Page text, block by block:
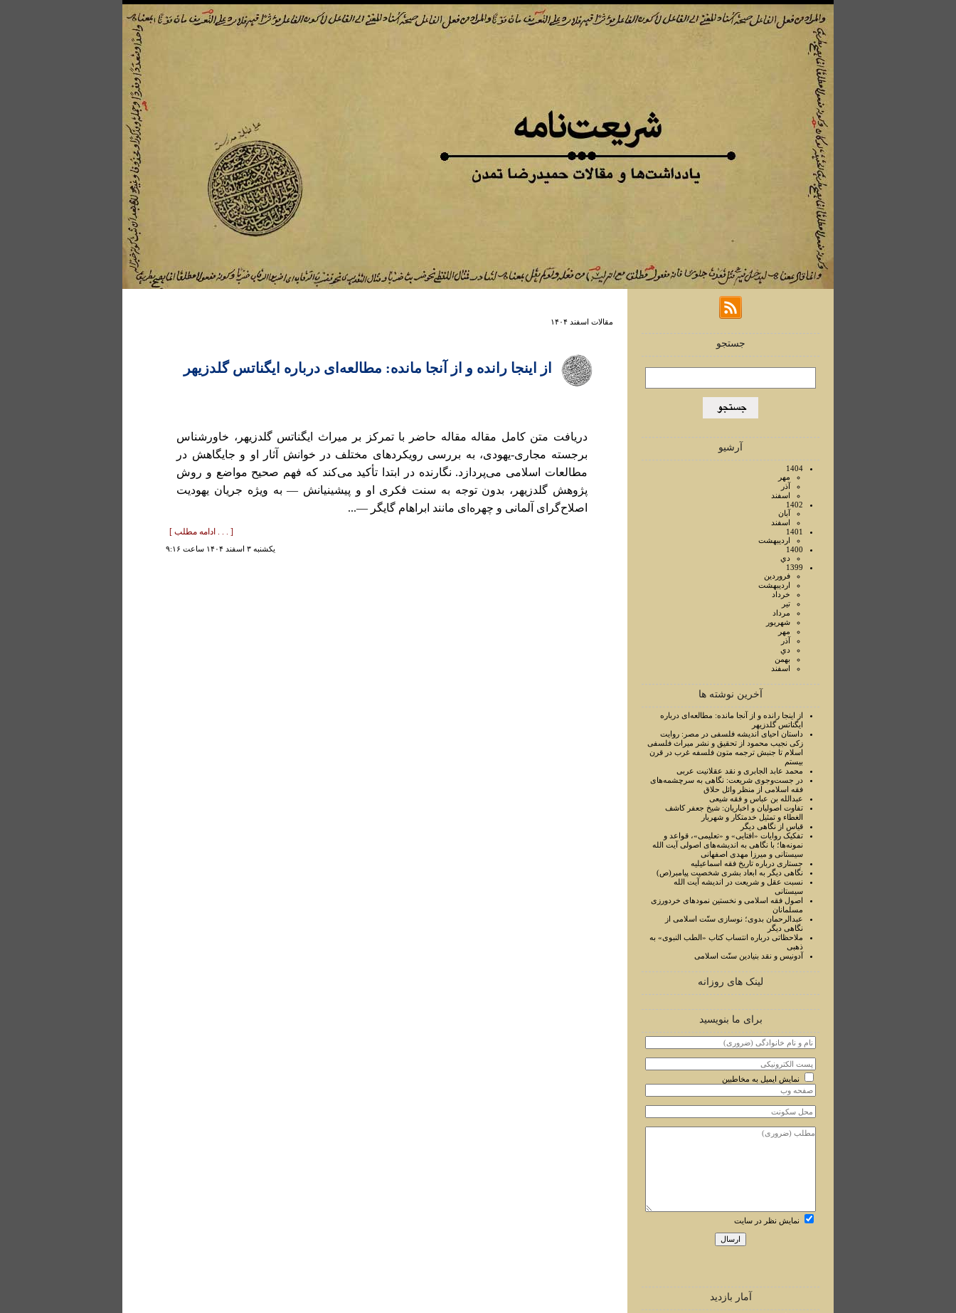
جستجو
آرشیو
1404
مهر
آذر
اسفند
1402
آبان
اسفند
1401
ارديبهشت
1400
دي
1399
فروردين
ارديبهشت
خرداد
تير
مرداد
شهريور
مهر
آذر
دي
بهمن
اسفند
آخرین نوشته ها
از اینجا رانده و از آنجا مانده: مطالعه‌ای درباره
ایگناتس گلدزیهر
داستان احیای اندیشه فلسفی در مصر: روایت
زکی نجیب محمود از تحقیق و نشر میراث فلسفی
اسلام تا جنبش ترجمه متون فلسفه غرب در قرن
بیستم
محمد عابد الجابری و نقد عقلانیت عربی
در جست‌وجوی شریعت: نگاهی به سرچشمه‌های
فقه اسلامی از منظر وائل حلاق
عبدالله بن عباس و فقه شیعی
تفاوت اصولیان و اخباریان: شیخ جعفر کاشف
الغطاء و تمثیل خدمتکار و شهریار
قیاس از نگاهی دیگر
تفکیک روایات «افتایی» و «تعلیمی»، قواعد و
نمونه‌‌ها؛ با نگاهی به اندیشه‌های اصولی آیت الله
سیستانی و میرزا مهدی اصفهانی
جستاری درباره تاریخ فقه اسماعیلیه
نگاهی دیگر به ابعاد بشری شخصیت پیامبر(ص)
نسبت عقل و شریعت در اندیشه آیت الله
سیستانی
اصول فقه اسلامی و نخستین نمودهای خردورزی
مسلمانان
عبدالرحمان بدوی؛ نوسازی سنّت اسلامی از
نگاهی دیگر
ملاحظاتی درباره انتساب کتاب «الطب النبوی» به
ذهبی
آدونیس و نقد بنیادین سنّت اسلامی
لینک های روزانه
برای ما بنویسید
نمایش ایمیل به مخاطبین
نمایش نظر در سایت
آمار بازدید
مقالات اسفند ۱۴۰۴
از اینجا رانده و از آنجا مانده: مطالعه‌ای درباره ایگناتس گلدزیهر
دریافت متن کامل مقاله مقاله حاضر با تمرکز بر میراث ایگناتس گلدزیهر، خاورشناس
برجسته مجاری-یهودی، به بررسی رویکردهای مختلف در خوانش آثار او و جایگاهش در
مطالعات اسلامی می‌پردازد. نگارنده در ابتدا تأکید می‌کند که فهم صحیح مواضع و روش
پژوهش گلدزیهر، بدون توجه به سنت فکری او و پیشینیانش — به ویژه جریان یهودیت
اصلاح‌گرای آلمانی و چهره‌ای مانند ابراهام گایگر —...
[ . . . ادامه مطلب ]
يكشنبه ۳ اسفند ۱۴۰۴ ساعت ۹:۱۶